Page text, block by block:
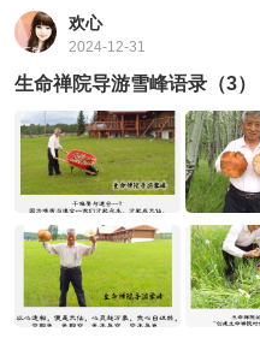
欢心
2024-12-31
生命禅院导游雪峰语录（3）